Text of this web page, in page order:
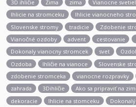
3D ihličie
Zima zima
Vianocne
Ihlicie na stromceku
Ihlicie vianocneho
Slovenske stromy
tradicie
Zdobenie
Vianočné ozdoby
advent cestovanie
Dokonaly vianocny stromcek
svet
Ozdoba
Ihličie na vianoce
Slovenske
zdobenie stromceka
vianocne rozpravky
zahrada
3Dihličie Ako sa pripraviť na
dekoracie
Ihlicie na stomceku